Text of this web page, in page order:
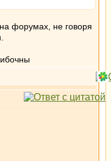
форумах, не говоря